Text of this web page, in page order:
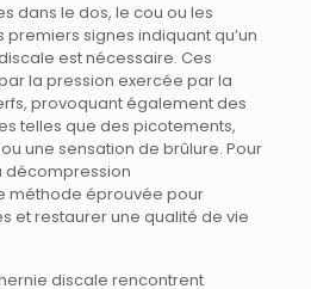
dans le dos, le cou ou les
signes indiquant qu’un
est nécessaire. Ces
la pression exercée par la
provoquant également des
telles que des picotements,
une sensation de brûlure. Pour
décompression
méthode éprouvée pour
et restaurer une qualité de vie
discale rencontrent